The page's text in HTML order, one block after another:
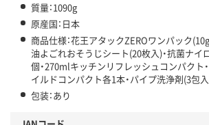
質量：1090g
原産国：日本
商品仕様：花王アタックZEROワンパック
油よごれおそうじシート(20枚入)・抗菌ナイ
個・270mlキッチンリフレッシュコンパクト
イルドコンパクト各1本・パイプ洗浄剤(3包入
包装：あり